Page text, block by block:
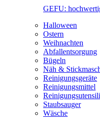
GEFU:
Halloween
Ostern
Weihnachten
Abfallentsorgung
Bügeln
Näh &
Reinigungsgeräte
Reinigungsmittel
Staubsauger
Wäsche